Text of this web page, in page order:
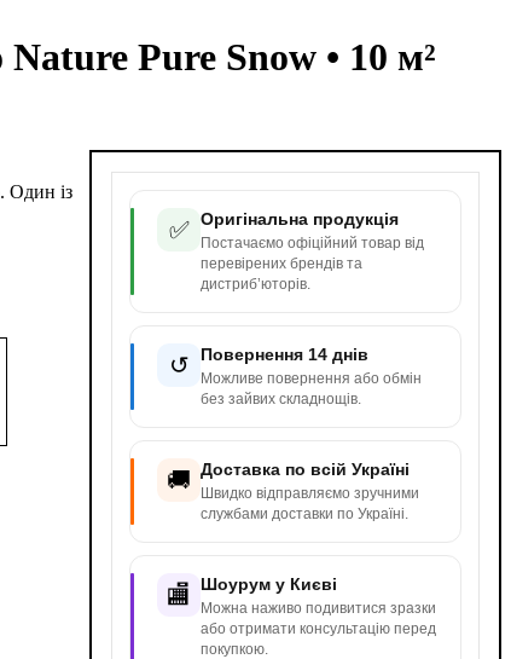
Pure Snow • 10 м²
✅ Оригінальна продукція
Постачаємо офіційний товар від
перевірених брендів та
дистриб’юторів.
↺ Повернення 14 днів
Можливе повернення або обмін
без зайвих складнощів.
🚚 Доставка по всій Україні
Швидко відправляємо зручними
службами доставки по Україні.
🏬 Шоурум у Києві
Можна наживо подивитися зразки
або отримати консультацію перед
покупкою.
Один із